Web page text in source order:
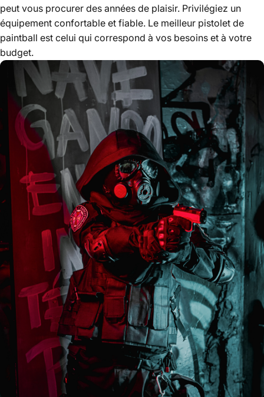
peut vous procurer des années de plaisir. Privilégiez un
équipement confortable et fiable. Le meilleur pistolet de
paintball est celui qui correspond à vos besoins et à votre
budget.